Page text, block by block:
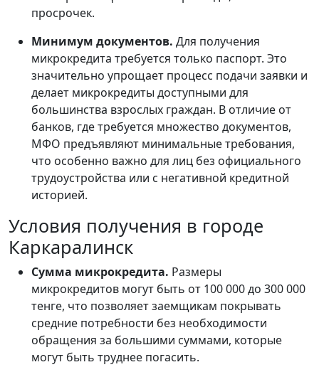
просрочек.
Минимум документов. Для получения
микрокредита требуется только паспорт. Это
значительно упрощает процесс подачи заявки и
делает микрокредиты доступными для
большинства взрослых граждан. В отличие от
банков, где требуется множество документов,
МФО предъявляют минимальные требования,
что особенно важно для лиц без официального
трудоустройства или с негативной кредитной
историей.
Условия получения в городе
Каркаралинск
Сумма микрокредита. Размеры
микрокредитов могут быть от 100 000 до 300 000
тенге, что позволяет заемщикам покрывать
средние потребности без необходимости
обращения за большими суммами, которые
могут быть труднее погасить.